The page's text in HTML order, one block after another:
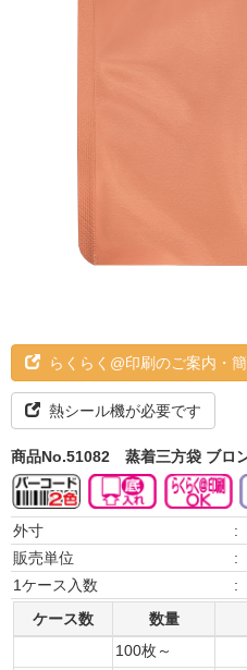
らくらく@印刷のご案内・
熱シール機が必要です
商品No.51082 蒸着三方袋 ブロ
外寸 :
販売単位
:
1ケース入数
:
ケース数
数量
100枚～